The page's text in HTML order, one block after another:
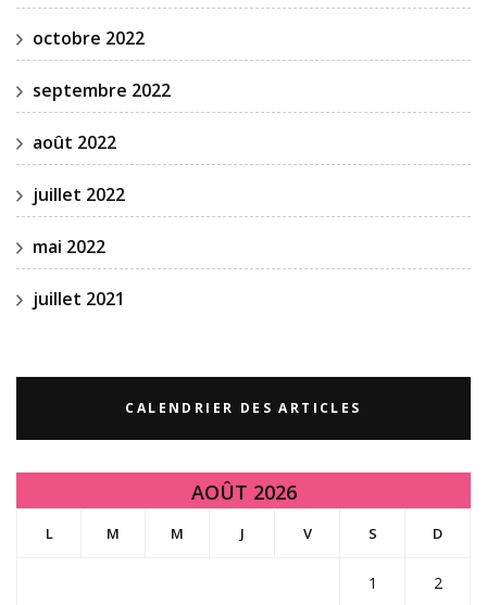
octobre 2022
septembre 2022
août 2022
juillet 2022
mai 2022
juillet 2021
CALENDRIER DES ARTICLES
AOÛT 2026
L M M J V S D
1 2